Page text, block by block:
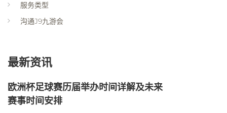
服务类型
沟通J9九游会
最新资讯
欧洲杯足球赛历届举办时间详解及未来
赛事时间安排